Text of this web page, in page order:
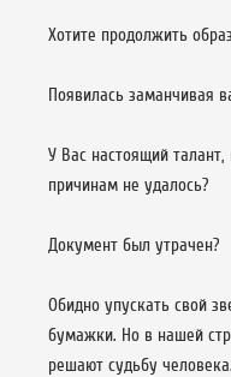
Хотите продолжить
Появилась заманчивая
У Вас настоящий
причинам не удалось?
Документ был утрачен?
Обидно упускать свой
бумажки. Но в нашей
решают судьбу